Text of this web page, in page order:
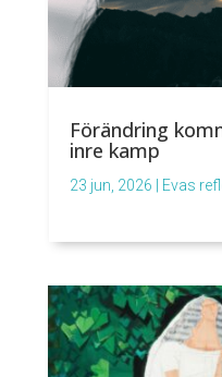
Förändring
inre kamp
23 jun, 2026 Evas